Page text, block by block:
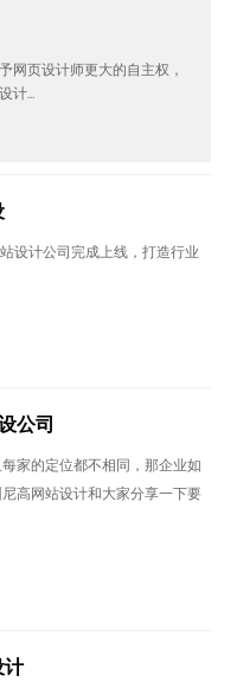
网页设计师更大的自主权，
...
设计公司完成上线，打造行业
公司
家的定位都不相同，那企业如
高网站设计和大家分享一下要
计